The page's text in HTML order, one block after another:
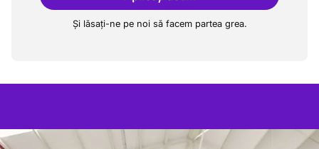
Și lăsați-ne pe noi să facem partea grea.